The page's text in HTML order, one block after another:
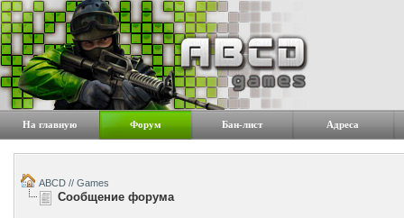
На главную Форум Бан-лист Адреса
ABCD // Games
Сообщение форума